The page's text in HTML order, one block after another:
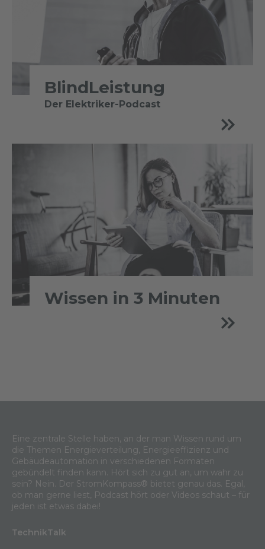
BlindLeistung
Der Elektriker-Podcast
Wissen in 3 Minuten
Eine zentrale Stelle haben, an der man Wissen rund um
die Themen Energieverteilung, Energieeffizienz und
Gebäudeautomation in verschiedenen Formaten
gebündelt finden kann. Hört sich zu gut an, um wahr zu
sein? Nein. Der StromKompass® bietet genau das. Egal,
ob man gerne liest, Podcast hört oder Videos schaut – für
jeden ist etwas dabei!
TechnikTalk